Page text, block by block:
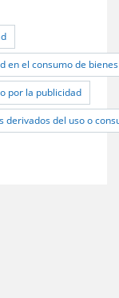
en el consumo de
por la publicidad
del uso o